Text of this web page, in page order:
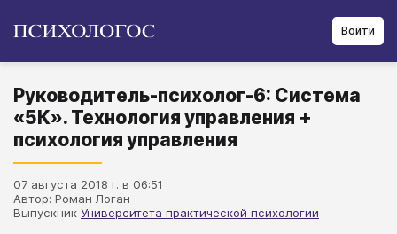
Войти
Руководитель-психолог-6: Система
«5К». Технология управления +
психология управления
07 августа 2018 г. в 06:51
Автор: Роман Логан
Выпускник Университета практической психологии